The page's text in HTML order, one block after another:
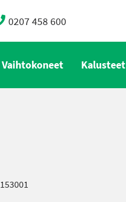
0207 458 600
Vaihtokoneet Kalusteet